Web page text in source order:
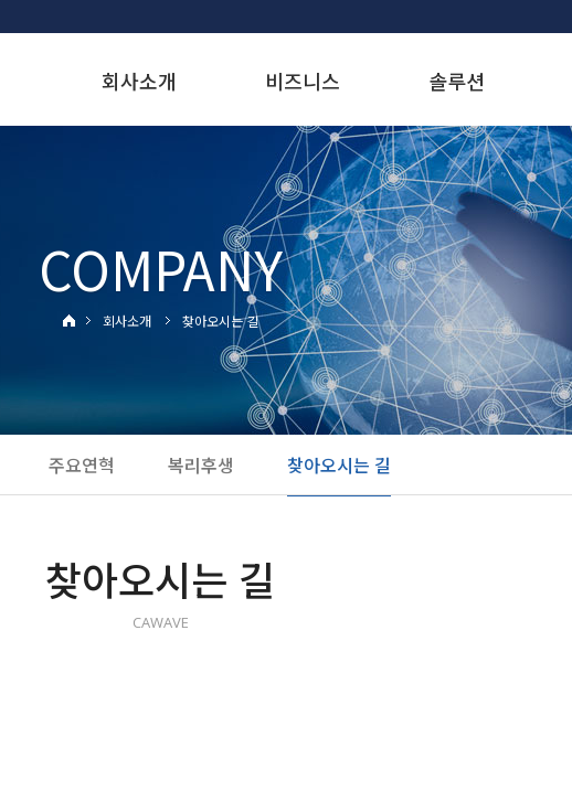
회사소개 비즈니스 솔루션
COMPANY
회사소개 찾아오시는 길
주요연혁 복리후생 찾아오시는 길
찾아오시는 길
CAWAVE